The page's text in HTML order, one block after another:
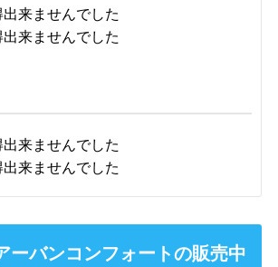
来ませんでした
来ませんでした
来ませんでした
来ませんでした
ーバンコンフォートの販売中